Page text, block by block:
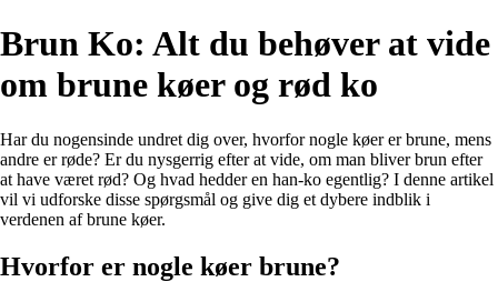
Brun Ko: Alt du behøver at vide
om brune køer og rød ko
Har du nogensinde undret dig over, hvorfor nogle køer er brune, mens
andre er røde? Er du nysgerrig efter at vide, om man bliver brun efter
at have været rød? Og hvad hedder en han-ko egentlig? I denne artikel
vil vi udforske disse spørgsmål og give dig et dybere indblik i
verdenen af brune køer.
Hvorfor er nogle køer brune?